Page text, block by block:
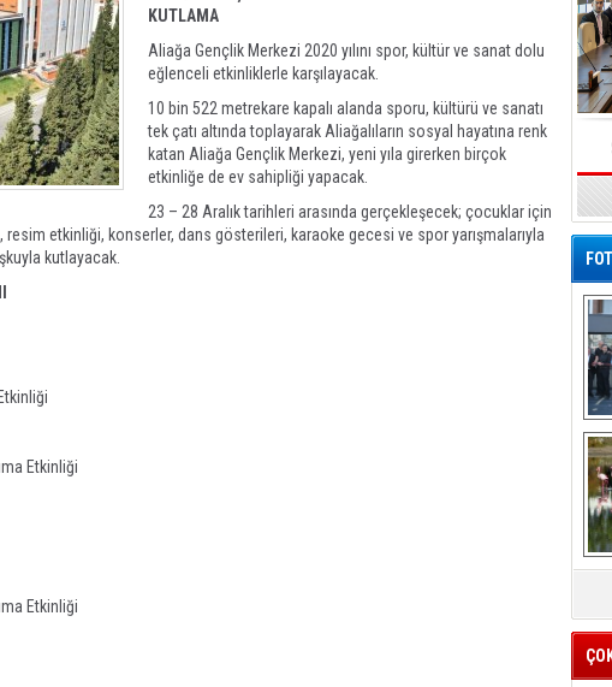
KUTLAMA
Aliağa Gençlik Merkezi 2020 yılını spor, kültür ve sanat dolu
eğlenceli etkinliklerle karşılayacak.
10 bin 522 metrekare kapalı alanda sporu, kültürü ve sanatı
tek çatı altında toplayarak Aliağalıların sosyal hayatına renk
katan Aliağa Gençlik Merkezi, yeni yıla girerken birçok
etkinliğe de ev sahipliği yapacak.
23 – 28 Aralık tarihleri arasında gerçekleşecek; çocuklar için
etkinliği, konserler, dans gösterileri, karaoke gecesi ve spor yarışmalarıyla
kutlayacak.
Etkinliği
Etkinliği